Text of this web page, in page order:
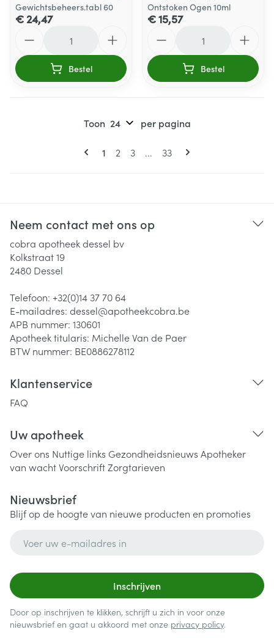
Gewichtsbeheers.tabl 60
€ 24,47
Bestel
Ontstoken Ogen 10ml
€ 15,57
Bestel
Pagina's
U lees momenteel pagina
1 Pagina
2 Pagina
3 ... Pagina
33
Toon per pagina
Neem contact met ons op
cobra apotheek dessel bv
Kolkstraat 19
2480 Dessel
Telefoon: +32(0)14 37 70 64
E-mailadres: dessel@apotheekcobra.be
APB nummer: 130601
Apotheek titularis: Michelle Van de Paer
BTW nummer: BE0886278112
Klantenservice
FAQ
Uw apotheek
Over ons Nuttige links Gezondheidsnieuws Apotheker
van wachtVoorschriftZorgtarieven
Nieuwsbrief
Blijf op de hoogte van nieuwe producten en promoties
Inschrijven
Door op inschrijven te klikken, schrijft u zich in voor onze
nieuwsbrief en gaat u akkoord met onze privacy policy.